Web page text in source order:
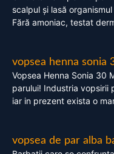
scalpul și lasă
Fără amoniac, testat
vopsea henna sonia
Vopsea Henna Sonia 30
parului! Industria vopsirii
iar in prezent exista o
vopsea de par alba